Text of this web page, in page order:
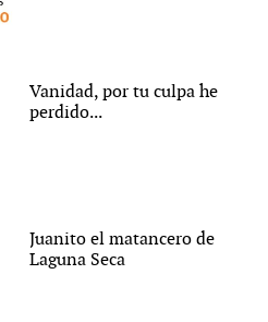
Vanidad, por tu culpa he
perdido...
Juanito el matancero de
Laguna Seca